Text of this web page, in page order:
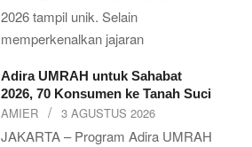
2026 tampil unik. Selain
memperkenalkan jajaran
Adira UMRAH untuk Sahabat
2026, 70 Konsumen ke Tanah Suci
AMIER 3 AGUSTUS 2026
JAKARTA – Program Adira UMRAH